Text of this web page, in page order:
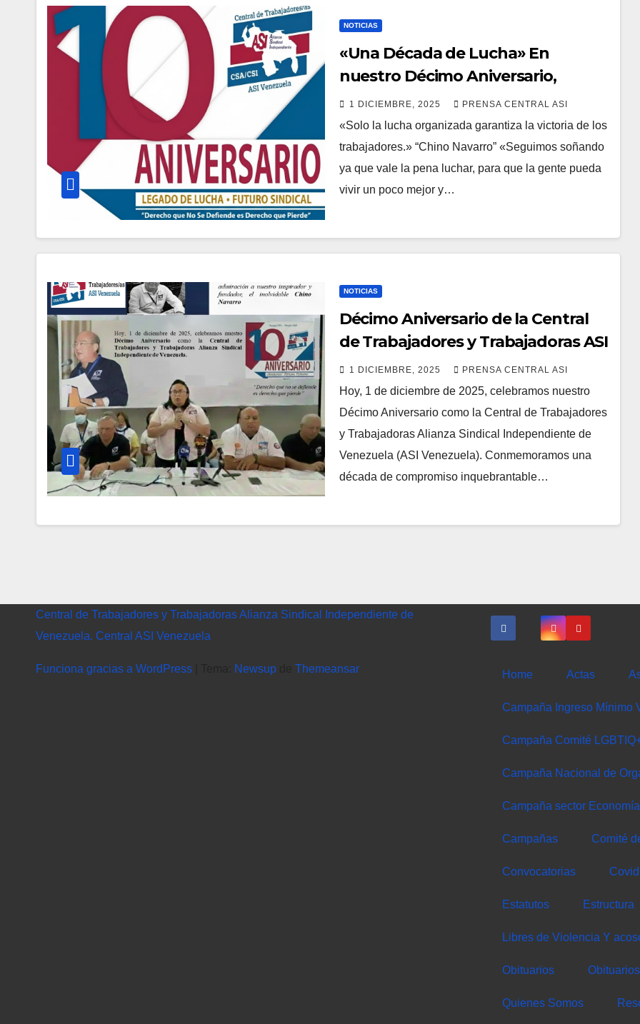
NOTICIAS
«Una Década de Lucha» En
nuestro Décimo Aniversario,
recordamos a los grandes.
«Legado de Lucha y Dignidad para
la Clase Trabajadora”
1 DICIEMBRE, 2025 PRENSA CENTRAL ASI
«Solo la lucha organizada garantiza la victoria de los
trabajadores.» “Chino Navarro” «Seguimos soñando
ya que vale la pena luchar, para que la gente pueda
vivir un poco mejor y…
NOTICIAS
Décimo Aniversario de la Central
de Trabajadores y Trabajadoras ASI
Venezuela: Una Década de Lucha.
1 DICIEMBRE, 2025 PRENSA CENTRAL ASI
Hoy, 1 de diciembre de 2025, celebramos nuestro
Décimo Aniversario como la Central de Trabajadores
y Trabajadoras Alianza Sindical Independiente de
Venezuela (ASI Venezuela). Conmemoramos una
década de compromiso inquebrantable…
Central de Trabajadores y Trabajadoras Alianza Sindical Independiente de
Venezuela. Central ASI Venezuela
Funciona gracias a WordPress Newsup Themeansar Home Actas
Campaña Ingreso Mínimo
Campaña Comité
Campaña Nacional de
Campaña sector
Campañas Comité
Convocatorias
Estatutos Estructura
Libres de Violencia Y
Obituarios Obituarios
Quienes Somos